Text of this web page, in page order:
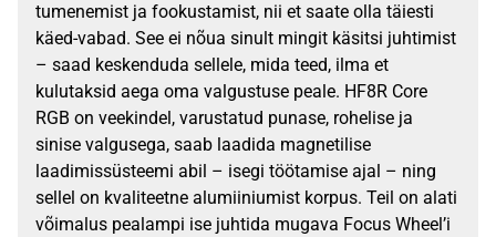
tumenemist ja fookustamist, nii et saate olla täiesti
käed-vabad. See ei nõua sinult mingit käsitsi juhtimist
– saad keskenduda sellele, mida teed, ilma et
kulutaksid aega oma valgustuse peale. HF8R Core
RGB on veekindel, varustatud punase, rohelise ja
sinise valgusega, saab laadida magnetilise
laadimissüsteemi abil – isegi töötamise ajal – ning
sellel on kvaliteetne alumiiniumist korpus. Teil on alati
võimalus pealampi ise juhtida mugava Focus Wheel’i